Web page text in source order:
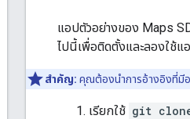
แอปตัวอย่างของ Maps
ไปนี้เพื่อติดตั้งและลองใช้แ
สำคัญ: คุณต้องนำการอ้างอิงที่มี
เรียกใช้ git